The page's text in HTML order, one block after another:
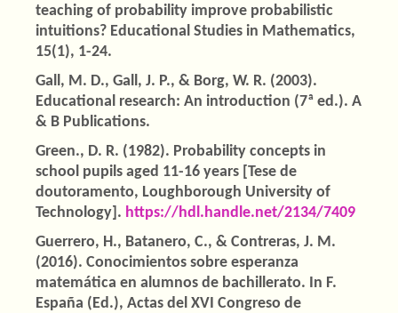
teaching of probability improve probabilistic
intuitions? Educational Studies in Mathematics,
15(1), 1-24.
Gall, M. D., Gall, J. P., & Borg, W. R. (2003).
Educational research: An introduction (7ª ed.). A
& B Publications.
Green., D. R. (1982). Probability concepts in
school pupils aged 11-16 years [Tese de
doutoramento, Loughborough University of
Technology]. https://hdl.handle.net/2134/7409
Guerrero, H., Batanero, C., & Contreras, J. M.
(2016). Conocimientos sobre esperanza
matemática en alumnos de bachillerato. In F.
España (Ed.), Actas del XVI Congreso de